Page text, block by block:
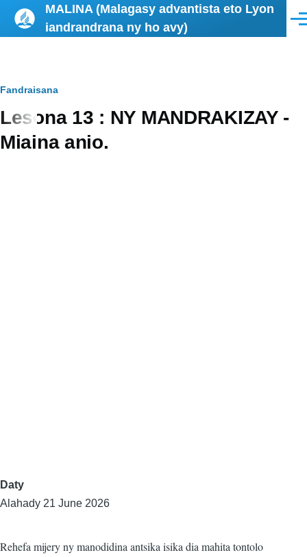
Skip to main content
MALINA (Malagasy advantista eto Lyon
iandrandrana ny ho avy)
Breadcrumb
Fandraisana
Lesona 13 : NY MANDRAKIZAY -
Miaina anio.
Daty
Alahady 21 June 2026
Rehefa mijery ny manodidina antsika isika dia mahita tontolo